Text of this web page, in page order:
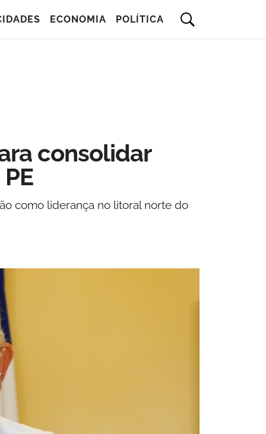
ECONOMIA POLÍTICA
consolidar
como liderança no litoral norte do